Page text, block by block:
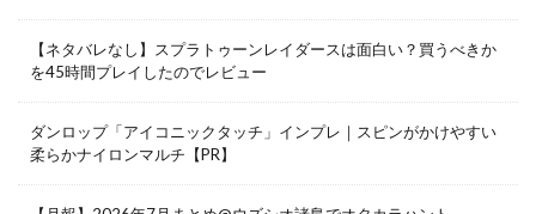
【ネタバレなし】スプラトゥーンレイダースは面白い？買うべきか
を45時間プレイしたのでレビュー
ダンロップ「アイコニックタッチ」インプレ｜スピンがかけやすい
柔らかナイロンマルチ【PR】